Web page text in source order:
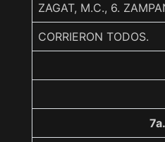
ZAGAT, M.C., 6.
CORRIERON TODOS.